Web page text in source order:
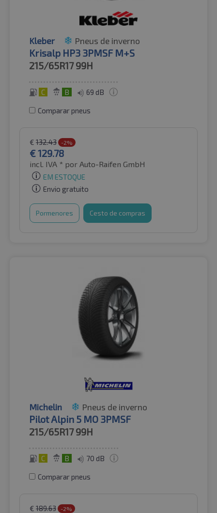
Kleber Pneus de inverno
Krisalp HP3 3PMSF M+S
215/65R17 99H
C B 69 dB
Comparar pneus
€ 132.43 -2%
€129.78
incl. IVA * por Auto-Raifen GmbH
EM ESTOQUE
Envio gratuito
Pormenores Cesto de compras
Michelin Pneus de inverno
Pilot Alpin 5 MO 3PMSF
215/65R17 99H
C B 70 dB
Comparar pneus
€ 189.63 -2%